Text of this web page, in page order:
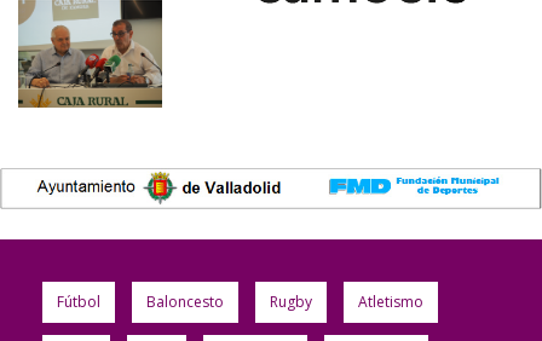
Fútbol Baloncesto Rugby Atletismo